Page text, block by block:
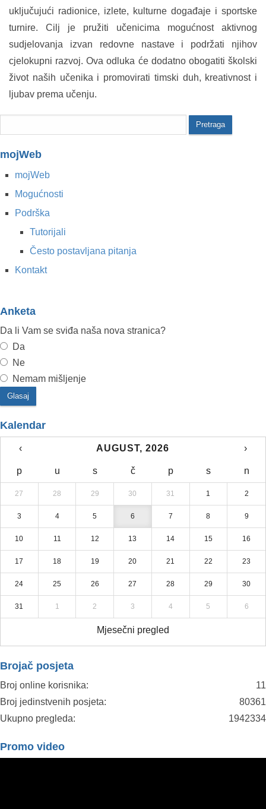
uključujući radionice, izlete, kulturne događaje i sportske
turnire. Cilj je pružiti učenicima mogućnost aktivnog
sudjelovanja izvan redovne nastave i podržati njihov
cjelokupni razvoj. Ova odluka će dodatno obogatiti školski
život naših učenika i promovirati timski duh, kreativnost i
ljubav prema učenju.
mojWeb
mojWeb
Mogućnosti
Podrška
Tutorijali
Često postavljana pitanja
Kontakt
Anketa
Da li Vam se sviđa naša nova stranica?
Da
Ne
Nemam mišljenje
Kalendar
‹ AUGUST, 2026 ›
p u s č p s n
27 28 29 30 31 1 2
3 4 5 6 7 8 9
10 11 12 13 14 15 16
17 18 19 20 21 22 23
24 25 26 27 28 29 30
31 1 2 3 4 5 6
Mjesečni pregled
Brojač posjeta
Broj online korisnika:
11
Broj jedinstvenih posjeta:
80361
Ukupno pregleda:
1942334
Promo video